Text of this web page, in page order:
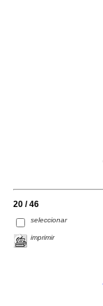
20 / 46
seleccionar
imprimir